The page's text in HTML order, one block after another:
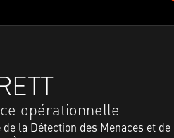
opérationnelle
la Détection des Menaces et de